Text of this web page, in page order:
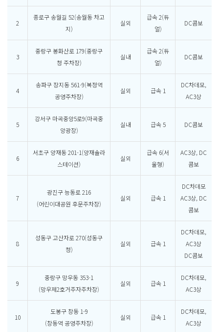
2
종로구 송월길 52(송월동 차고
지)
실외
급속 2(듀
얼)
DC콤보
3
중랑구 봉화산로 179(중랑구
청 주차장)
실내
급속 2(듀
얼)
DC콤보
4
송파구 장지동 561-9(복정역
공영주차장)
실외 급속 1
DC차데모,
AC3상
5
강서구 마곡중앙5로9(마곡중
앙광장)
실내 급속 5 DC콤보
6
서초구 양재동 201-1(양재솔라
스테이션)
실외
급속 6(서
울형)
AC3상, DC
콤보
7
광진구 능동로 216
(어린이대공원 후문주차장)
실외 급속 1
DC차데모
AC3상, DC
콤보
8
성동구 고산자로 270(성동구
청)
실외 급속 1
DC차데모,
AC3상
DC콤보
9
중랑구 망우동 353-1
(망우제2호거주자주차장)
실외 급속 1
DC차데모,
AC3상
10
도봉구 창동 1-9
(창동역 공영주차장)
실외 급속 1
DC차데모,
AC3상